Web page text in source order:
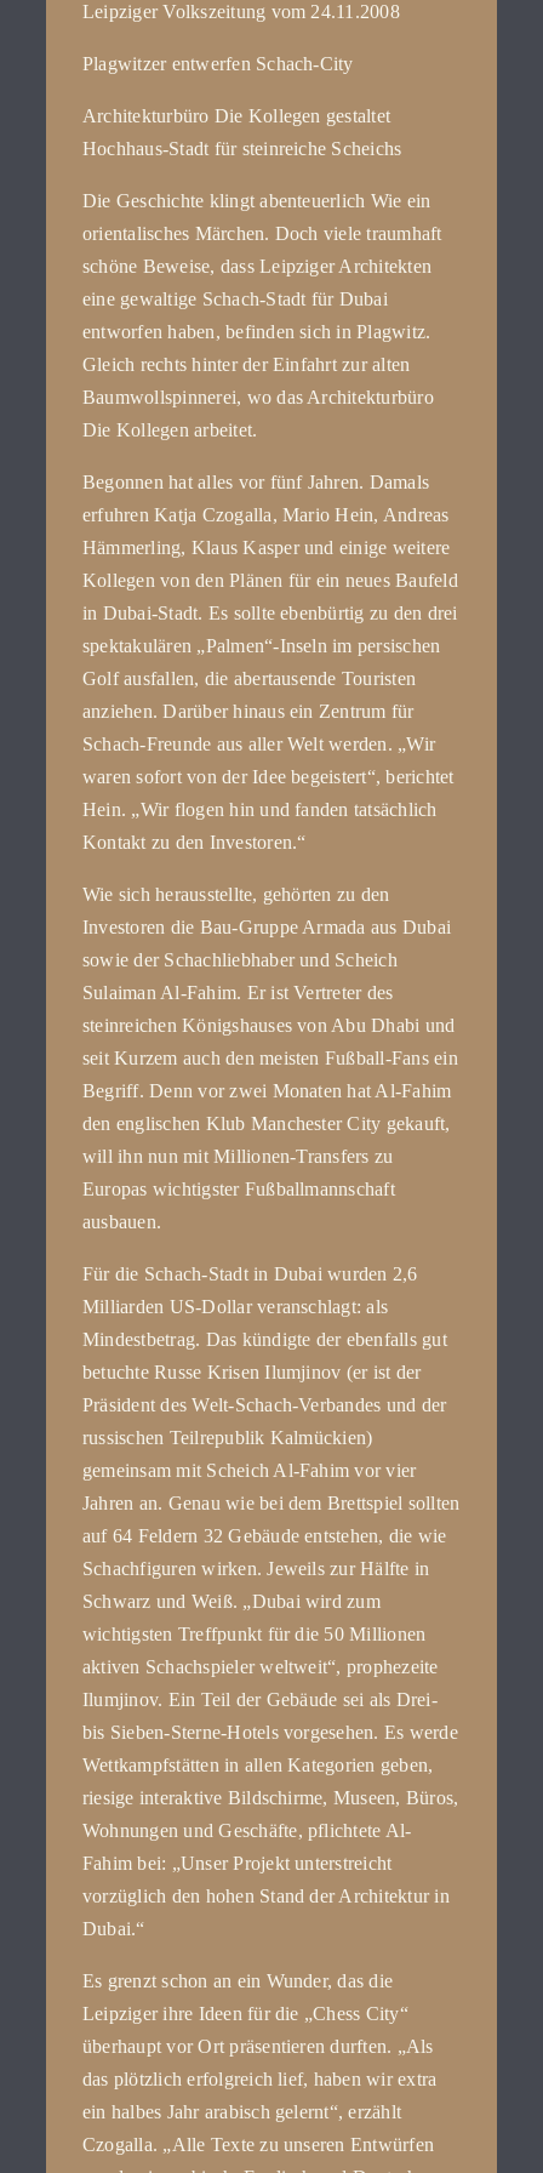
kontakt
Leipziger Volkszeitung vom 24.11.2008
Plagwitzer entwerfen Schach-City
Architekturbüro Die Kollegen gestaltet
Hochhaus-Stadt für steinreiche Scheichs
Die Geschichte klingt abenteuerlich Wie ein
orientalisches Märchen. Doch viele traumhaft
schöne Beweise, dass Leipziger Architekten
eine gewaltige Schach-Stadt für Dubai
entworfen haben, befinden sich in Plagwitz.
Gleich rechts hinter der Einfahrt zur alten
Baumwollspinnerei, wo das Architekturbüro
Die Kollegen arbeitet.
Begonnen hat alles vor fünf Jahren. Damals
erfuhren Katja Czogalla, Mario Hein, Andreas
Hämmerling, Klaus Kasper und einige weitere
Kollegen von den Plänen für ein neues Baufeld
in Dubai-Stadt. Es sollte ebenbürtig zu den drei
spektakulären „Palmen“-Inseln im persischen
Golf ausfallen, die abertausende Touristen
anziehen. Darüber hinaus ein Zentrum für
Schach-Freunde aus aller Welt werden. „Wir
waren sofort von der Idee begeistert“, berichtet
Hein. „Wir flogen hin und fanden tatsächlich
Kontakt zu den Investoren.“
Wie sich herausstellte, gehörten zu den
Investoren die Bau-Gruppe Armada aus Dubai
sowie der Schachliebhaber und Scheich
Sulaiman Al-Fahim. Er ist Vertreter des
steinreichen Königshauses von Abu Dhabi und
seit Kurzem auch den meisten Fußball-Fans ein
Begriff. Denn vor zwei Monaten hat Al-Fahim
den englischen Klub Manchester City gekauft,
will ihn nun mit Millionen-Transfers zu
Europas wichtigster Fußballmannschaft
ausbauen.
Für die Schach-Stadt in Dubai wurden 2,6
Milliarden US-Dollar veranschlagt: als
Mindestbetrag. Das kündigte der ebenfalls gut
betuchte Russe Krisen Ilumjinov (er ist der
Präsident des Welt-Schach-Verbandes und der
russischen Teilrepublik Kalmückien)
gemeinsam mit Scheich Al-Fahim vor vier
Jahren an. Genau wie bei dem Brettspiel sollten
auf 64 Feldern 32 Gebäude entstehen, die wie
Schachfiguren wirken. Jeweils zur Hälfte in
Schwarz und Weiß. „Dubai wird zum
wichtigsten Treffpunkt für die 50 Millionen
aktiven Schachspieler weltweit“, prophezeite
Ilumjinov. Ein Teil der Gebäude sei als Drei-
bis Sieben-Sterne-Hotels vorgesehen. Es werde
Wettkampfstätten in allen Kategorien geben,
riesige interaktive Bildschirme, Museen, Büros,
Wohnungen und Geschäfte, pflichtete Al-
Fahim bei: „Unser Projekt unterstreicht
vorzüglich den hohen Stand der Architektur in
Dubai.“
Es grenzt schon an ein Wunder, das die
Leipziger ihre Ideen für die „Chess City“
überhaupt vor Ort präsentieren durften. „Als
das plötzlich erfolgreich lief, haben wir extra
ein halbes Jahr arabisch gelernt“, erzählt
Czogalla. „Alle Texte zu unseren Entwürfen